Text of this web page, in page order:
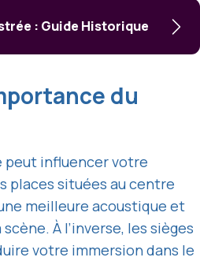
: Guide Historique
du
peut influencer votre
places situées au centre
meilleure acoustique et
À l’inverse, les sièges
votre immersion dans le